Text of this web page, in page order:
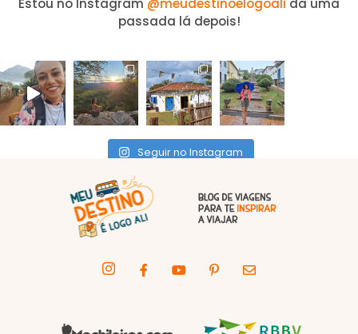
Estou no Instagram @meudestinoelogoali da uma
passada lá depois!
Seguir no Instagram